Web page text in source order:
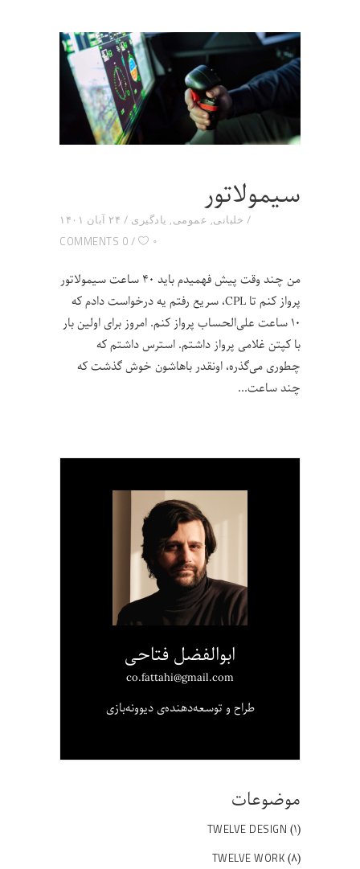
سیمولاتور
۲۴ آبان ۱۴۰۱ خلبانی, عمومی, یادگیری
0 COMMENTS
۰
من چند وقت پیش فهمیدم باید ۴۰ ساعت سیمولاتور
پرواز کنم تا CPL، سریع رفتم یه درخواست دادم که
۱۰ ساعت علی‌الحساب پرواز کنم. امروز برای اولین بار
با کپتن غلامی پرواز داشتم. استرس داشتم که
چطوری می‌گذره، اونقدر باهاشون خوش گذشت که
چند ساعت
ابوالفضل فتاحی
co.fattahi@gmail.com
طراح و توسعه‌دهنده‌ی دیوونه‌بازی
موضوعات
TWELVE DESIGN (۱)
TWELVE WORK (۸)